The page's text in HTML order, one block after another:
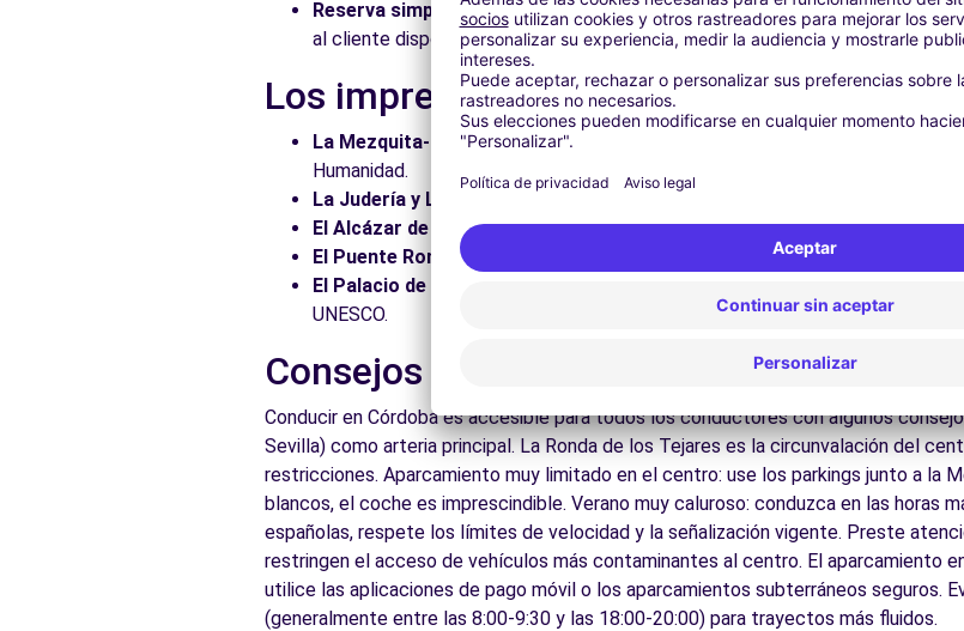
Reserva simplificada:Nuestra plataforma intuitiva le permite reservar su
al cliente disponible para responder a todas sus preguntas.
Los imprescindibles de Córdoba y
La Mezquita-Catedral:Admire este monumento único donde conviven la
Humanidad.
La Judería y La Sinagoga:
Pasee por el antiguo barrio judío con sus calles
El Alcázar de los Reyes Cristianos:Explore los jardines y la fortaleza
El Puente Romano:
Cruce el puente romano sobre el Guadalquivir con sus 16
El Palacio de Medina Azahara:
Visite la ciudad-palacio del califa
UNESCO.
Consejos prácticos para conducir en
Conducir en Córdoba es accesible para todos los conductores con algunos
Sevilla) como arteria principal. La Ronda de los Tejares es la circunvalación del
restricciones. Aparcamiento muy limitado en el centro: use los parkings junto a la
blancos, el coche es imprescindible. Verano muy caluroso: conduzca en las horas
españolas, respete los límites de velocidad y la señalización vigente. Preste
restringen el acceso de vehículos más contaminantes al centro. El aparcamiento
utilice las aplicaciones de pago móvil o los aparcamientos subterráneos seguros.
(generalmente entre las 8:00-9:30 y las 18:00-20:00) para trayectos más fluidos.